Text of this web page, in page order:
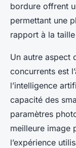
bordure offrent
permettant une
rapport à la taille
Un autre aspect
concurrents est
l’intelligence
capacité des
paramètres
meilleure image
l’expérience